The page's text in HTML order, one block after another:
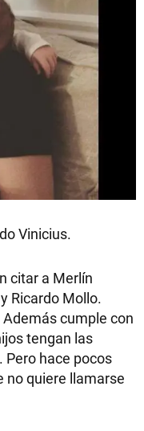
Vinicius.
citar a Merlín
Ricardo Mollo.
cumple con
tengan las
Pero hace pocos
no quiere llamarse